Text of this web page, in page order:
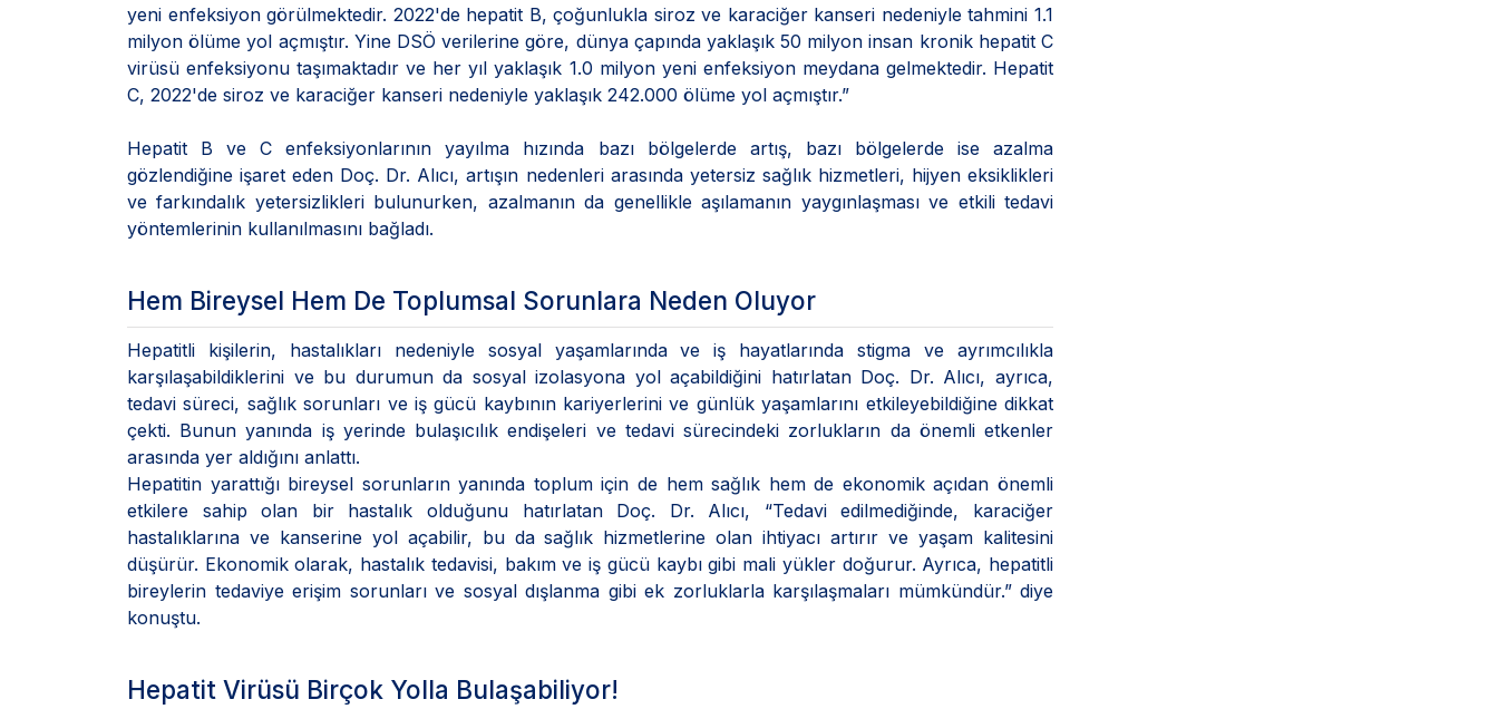
yeni enfeksiyon görülmektedir. 2022'de hepatit B, çoğunlukla siroz ve karaciğer kanseri nedeniyle tahmini 1.1
milyon ölüme yol açmıştır. Yine DSÖ verilerine göre, dünya çapında yaklaşık 50 milyon insan kronik hepatit C
virüsü enfeksiyonu taşımaktadır ve her yıl yaklaşık 1.0 milyon yeni enfeksiyon meydana gelmektedir. Hepatit
C, 2022'de siroz ve karaciğer kanseri nedeniyle yaklaşık 242.000 ölüme yol açmıştır.”
Hepatit B ve C enfeksiyonlarının yayılma hızında bazı bölgelerde artış, bazı bölgelerde ise azalma
gözlendiğine işaret eden Doç. Dr. Alıcı, artışın nedenleri arasında yetersiz sağlık hizmetleri, hijyen eksiklikleri
ve farkındalık yetersizlikleri bulunurken, azalmanın da genellikle aşılamanın yaygınlaşması ve etkili tedavi
yöntemlerinin kullanılmasını bağladı.
Hem Bireysel Hem De Toplumsal Sorunlara Neden Oluyor
Hepatitli kişilerin, hastalıkları nedeniyle sosyal yaşamlarında ve iş hayatlarında stigma ve ayrımcılıkla
karşılaşabildiklerini ve bu durumun da sosyal izolasyona yol açabildiğini hatırlatan Doç. Dr. Alıcı, ayrıca,
tedavi süreci, sağlık sorunları ve iş gücü kaybının kariyerlerini ve günlük yaşamlarını etkileyebildiğine dikkat
çekti. Bunun yanında iş yerinde bulaşıcılık endişeleri ve tedavi sürecindeki zorlukların da önemli etkenler
arasında yer aldığını anlattı.
Hepatitin yarattığı bireysel sorunların yanında toplum için de hem sağlık hem de ekonomik açıdan önemli
etkilere sahip olan bir hastalık olduğunu hatırlatan Doç. Dr. Alıcı, “Tedavi edilmediğinde, karaciğer
hastalıklarına ve kanserine yol açabilir, bu da sağlık hizmetlerine olan ihtiyacı artırır ve yaşam kalitesini
düşürür. Ekonomik olarak, hastalık tedavisi, bakım ve iş gücü kaybı gibi mali yükler doğurur. Ayrıca, hepatitli
bireylerin tedaviye erişim sorunları ve sosyal dışlanma gibi ek zorluklarla karşılaşmaları mümkündür.” diye
konuştu.
Hepatit Virüsü Birçok Yolla Bulaşabiliyor!